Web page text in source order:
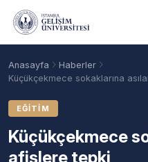
Ana içeriğe geç
Anasayfa
Haberler
Küçükçekmece sokaklarına
EĞITIM
Küçükçekmece
afişlere tepki